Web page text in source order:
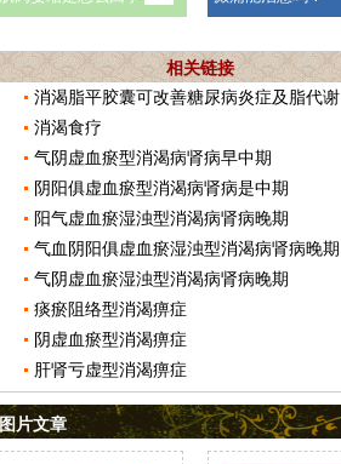
相关链接
消渴脂平胶囊可改善糖尿病炎症及脂代谢
消渴食疗
气阴虚血瘀型消渴病肾病早中期
阴阳俱虚血瘀型消渴病肾病是中期
阳气虚血瘀湿浊型消渴病肾病晚期
气血阴阳俱虚血瘀湿浊型消渴病肾病晚期
气阴虚血瘀湿浊型消渴病肾病晚期
痰瘀阻络型消渴痹症
阴虚血瘀型消渴痹症
肝肾亏虚型消渴痹症
图片文章